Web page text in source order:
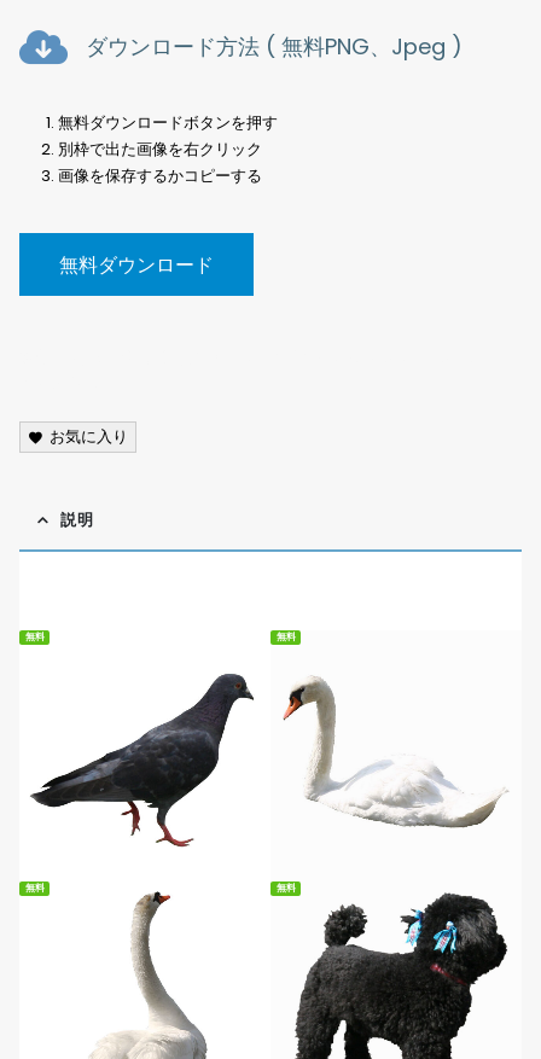
ダウンロード方法 ( 無料PNG、Jpeg )
無料ダウンロードボタンを押す
別枠で出た画像を右クリック
画像を保存するかコピーする
無料ダウンロード
お気に入り
説明
無料
無料ダウンロード
無料
無料ダウンロード
無料 無料